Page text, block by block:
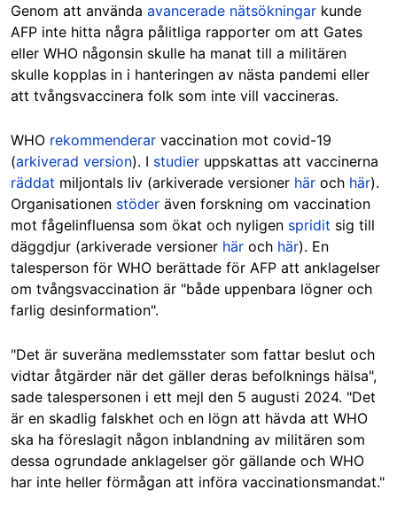
Genom att använda avancerade nätsökningar kunde
AFP inte hitta några pålitliga rapporter om att Gates
eller WHO någonsin skulle ha manat till a militären
skulle kopplas in i hanteringen av nästa pandemi eller
att tvångsvaccinera folk som inte vill vaccineras.
WHO rekommenderar vaccination mot covid-19
(arkiverad version). I studier uppskattas att vaccinerna
räddat miljontals liv (arkiverade versioner här och här).
Organisationen stöder även forskning om vaccination
mot fågelinfluensa som ökat och nyligen spridit sig till
däggdjur (arkiverade versioner här och här). En
talesperson för WHO berättade för AFP att anklagelser
om tvångsvaccination är "både uppenbara lögner och
farlig desinformation".
"Det är suveräna medlemsstater som fattar beslut och
vidtar åtgärder när det gäller deras befolknings hälsa",
sade talespersonen i ett mejl den 5 augusti 2024. "Det
är en skadlig falskhet och en lögn att hävda att WHO
ska ha föreslagit någon inblandning av militären som
dessa ogrundade anklagelser gör gällande och WHO
har inte heller förmågan att införa vaccinationsmandat."